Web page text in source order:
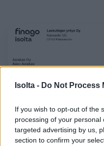
Isolta - Do Not Process
If you wish to opt-out of the
processing of your
targeted advertising by us,
section to confirm your